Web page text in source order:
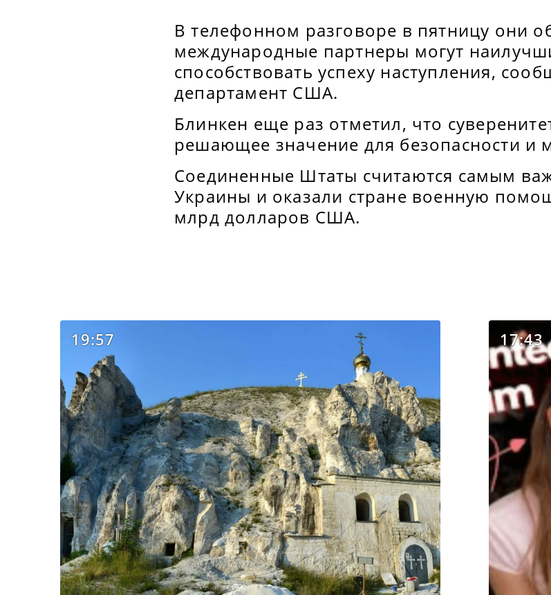
В телефонном разговоре в пятницу они
международные партнеры могут
способствовать успеху наступления,
департамент США.
Блинкен еще раз отметил, что
решающее значение для безопасности и
Соединенные Штаты считаются самым
Украины и оказали стране военную
млрд долларов США.
19:57 17:43